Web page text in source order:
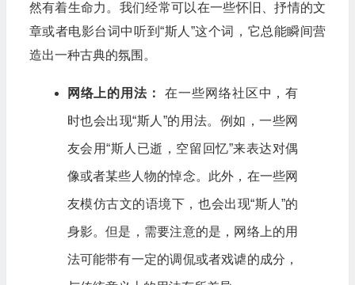
然有着生命力。我们经常可以在一些怀旧、抒情的文
章或者电影台词中听到“斯人”这个词，它总能瞬间营
造出一种古典的氛围。
网络上的用法： 在一些网络社区中，有
时也会出现“斯人”的用法。例如，一些网
友会用“斯人已逝，空留回忆”来表达对偶
像或者某些人物的悼念。此外，在一些网
友模仿古文的语境下，也会出现“斯人”的
身影。但是，需要注意的是，网络上的用
法可能带有一定的调侃或者戏谑的成分，